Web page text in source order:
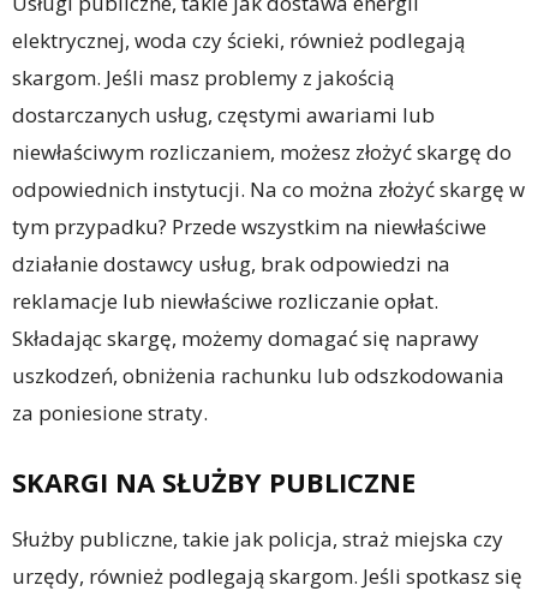
elektrycznej, woda czy ścieki, również podlegają
skargom. Jeśli masz problemy z jakością
dostarczanych usług, częstymi awariami lub
niewłaściwym rozliczaniem, możesz złożyć skargę do
odpowiednich instytucji. Na co można złożyć skargę w
tym przypadku? Przede wszystkim na niewłaściwe
działanie dostawcy usług, brak odpowiedzi na
reklamacje lub niewłaściwe rozliczanie opłat.
Składając skargę, możemy domagać się naprawy
uszkodzeń, obniżenia rachunku lub odszkodowania
za poniesione straty.
SKARGI NA SŁUŻBY PUBLICZNE
Służby publiczne, takie jak policja, straż miejska czy
urzędy, również podlegają skargom. Jeśli spotkasz się